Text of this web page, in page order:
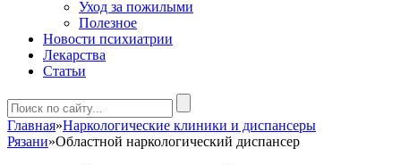
Уход за пожилыми
Полезное
Новости психиатрии
Лекарства
Статьи
Главная»Наркологические клиники и диспансеры
Рязани»Областной наркологический диспансер